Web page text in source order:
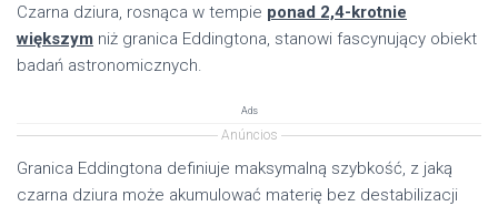
Czarna dziura, rosnąca w tempie ponad 2,4-krotnie
większym niż granica Eddingtona, stanowi fascynujący obiekt
badań astronomicznych.
Ads
Anúncios
Granica Eddingtona definiuje maksymalną szybkość, z jaką
czarna dziura może akumulować materię bez destabilizacji